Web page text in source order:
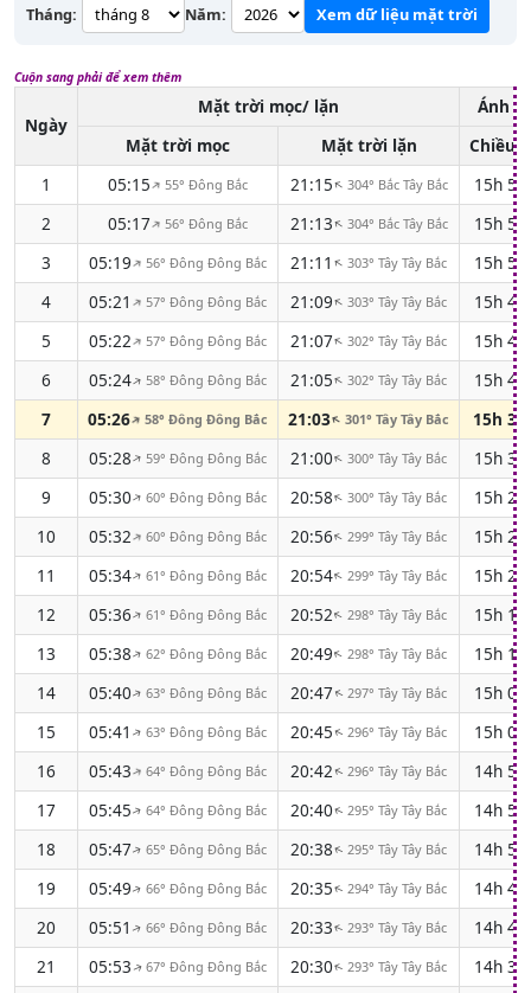
Tháng: Năm: Xem dữ liệu mặt trời
Cuộn sang phải để xem thêm
Ngày
Mặt trời mọc/ lặn
Ánh
Mặt trời mọc
Mặt trời lặn
Chiều
1
05:15↑55° Đông Bắc 21:15↑ 304° Bắc Tây Bắc
15h
2
05:17↑56° Đông Bắc 21:13↑ 304° Bắc Tây Bắc
15h
3
05:19↑56° Đông Đông Bắc 21:11↑303° Tây Tây Bắc
15h
4
05:21↑57° Đông Đông Bắc 21:09↑303° Tây Tây Bắc
15h
5
05:22↑57° Đông Đông Bắc 21:07↑302° Tây Tây Bắc
15h
6
05:24↑58° Đông Đông Bắc 21:05↑302° Tây Tây Bắc
15h
7
05:26↑58° Đông Đông Bắc 21:03↑301° Tây Tây Bắc
15h
8
05:28↑59° Đông Đông Bắc 21:00↑300° Tây Tây Bắc
15h
9
05:30↑60° Đông Đông Bắc 20:58↑300° Tây Tây Bắc
15h
10
05:32↑60° Đông Đông Bắc 20:56↑299° Tây Tây Bắc
15h
11
05:34↑61° Đông Đông Bắc 20:54↑299° Tây Tây Bắc
15h
12
05:36↑61° Đông Đông Bắc 20:52↑298° Tây Tây Bắc
15h
13
05:38↑62° Đông Đông Bắc 20:49↑298° Tây Tây Bắc
15h
14
05:40↑63° Đông Đông Bắc 20:47↑297° Tây Tây Bắc
15h
15
05:41 ↑63° Đông Đông Bắc 20:45↑296° Tây Tây Bắc
15h
16
05:43↑64° Đông Đông Bắc 20:42↑296° Tây Tây Bắc
14h
17
05:45↑64° Đông Đông Bắc 20:40↑295° Tây Tây Bắc
14h
18
05:47↑65° Đông Đông Bắc 20:38↑295° Tây Tây Bắc
14h
19
05:49↑66° Đông Đông Bắc 20:35↑294° Tây Tây Bắc
14h
20
05:51 ↑66° Đông Đông Bắc 20:33↑293° Tây Tây Bắc
14h
21
05:53↑67° Đông Đông Bắc 20:30↑293° Tây Tây Bắc
14h